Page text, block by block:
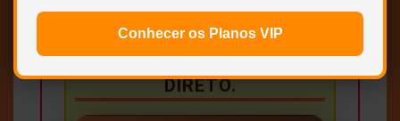
Conhecer os Planos VIP
SEM RAR, SEM LIMITE E
DIRETO.